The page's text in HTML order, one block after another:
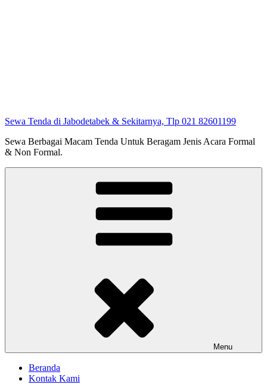
Sewa Tenda di Jabodetabek & Sekitarnya, Tlp 021 82601199
Sewa Berbagai Macam Tenda Untuk Beragam Jenis Acara Formal
& Non Formal.
Menu
Beranda
Kontak Kami